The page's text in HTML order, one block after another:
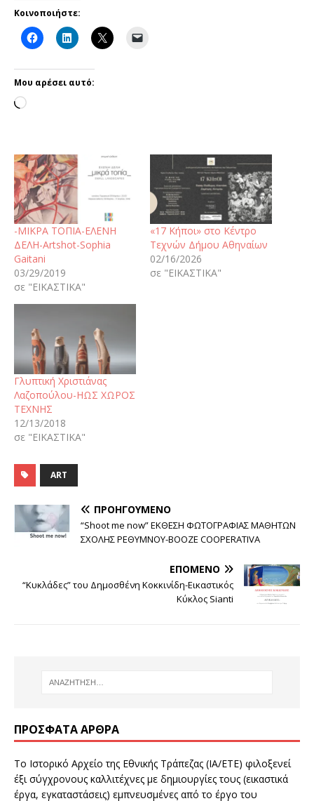
Κοινοποιήστε:
Μου αρέσει αυτό:
-ΜΙΚΡΑ ΤΟΠΙΑ-ΕΛΕΝΗ
ΔΕΛΗ-Artshot-Sophia
Gaitani
03/29/2019
σε "ΕΙΚΑΣΤΙΚΑ"
«17 Κήποι» στο Κέντρο
Τεχνών Δήμου Αθηναίων
02/16/2026
σε "ΕΙΚΑΣΤΙΚΑ"
Γλυπτική Χριστιάνας
Λαζοπούλου-ΗΩΣ ΧΩΡΟΣ
ΤΕΧΝΗΣ
12/13/2018
σε "ΕΙΚΑΣΤΙΚΑ"
ART
ΠΡΟΗΓΟΎΜΕΝΟ
“Shoot me now” ΕΚΘΕΣΗ ΦΩΤΟΓΡΑΦΙΑΣ ΜΑΘΗΤΩΝ
ΣΧΟΛΗΣ ΡΕΘΥΜΝΟΥ-BOOZE COOPERATIVA
ΕΠΌΜΕΝΟ
“Κυκλάδες” του Δημοσθένη Κοκκινίδη-Εικαστικός
Κύκλος Sianti
ΠΡΌΣΦΑΤΑ ΆΡΘΡΑ
Το Ιστορικό Αρχείο της Εθνικής Τράπεζας (ΙΑ/ΕΤΕ) φιλοξενεί
έξι σύγχρονους καλλιτέχνες με δημιουργίες τους (εικαστικά
έργα, εγκαταστάσεις) εμπνευσμένες από το έργο του